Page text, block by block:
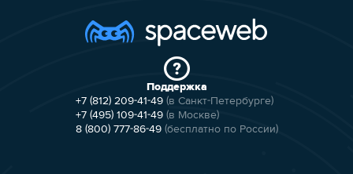
Поддержка
+7 (812) 209-41-49 (в Санкт-Петербурге)
+7 (495) 109-41-49 (в Москве)
8 (800) 777-86-49 (бесплатно по России)